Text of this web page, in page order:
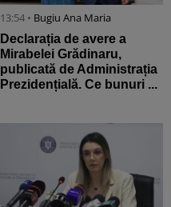
13:54 • Bugiu ⁠Ana Maria
Declarația de avere a
Mirabelei Grădinaru,
publicată de Administrația
Prezidențială. Ce bunuri ...